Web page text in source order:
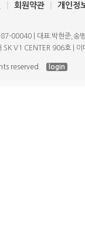
회원약관 개인정
87-00040 | 대표:박현준,
SK V1 CENTER 906호 |
reserved. login